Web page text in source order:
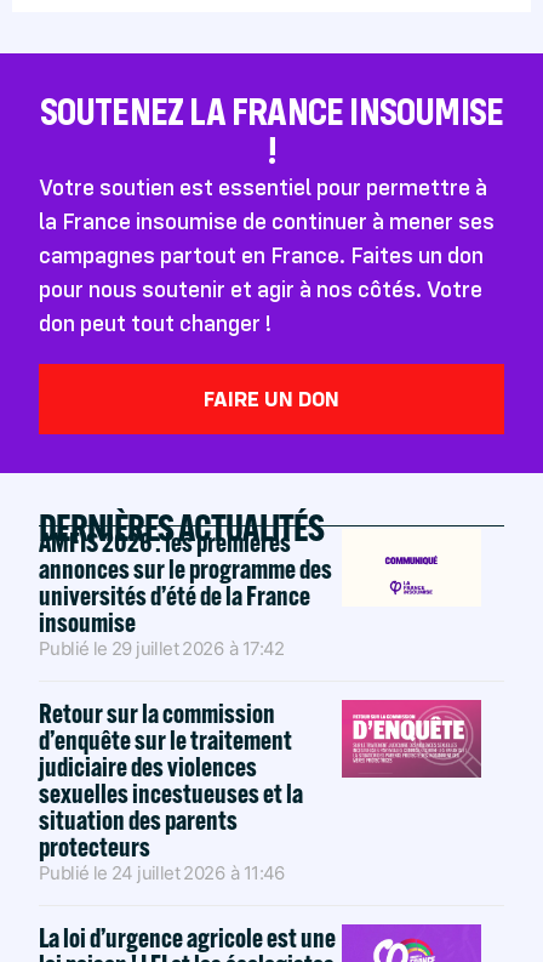
SOUTENEZ LA FRANCE INSOUMISE
!
Votre soutien est essentiel pour permettre à
la France insoumise de continuer à mener ses
campagnes partout en France. Faites un don
pour nous soutenir et agir à nos côtés. Votre
don peut tout changer !
FAIRE UN DON
DERNIÈRES ACTUALITÉS
AMFIS 2026 : les premières
annonces sur le programme des
universités d’été de la France
insoumise
Publié le 29 juillet 2026 à 17:42
Retour sur la commission
d’enquête sur le traitement
judiciaire des violences
sexuelles incestueuses et la
situation des parents
protecteurs
Publié le 24 juillet 2026 à 11:46
La loi d’urgence agricole est une